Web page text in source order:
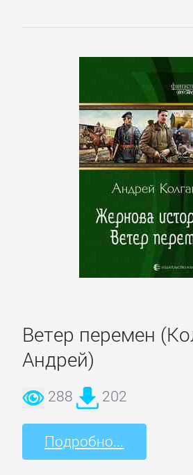
Ветер перемен
Андрей)
288 202
Подробно...
Ремесла
ЗАРУБЕЖНОЕ
драматургия
классика
образовательная
литература
Зарубежная
прикладная